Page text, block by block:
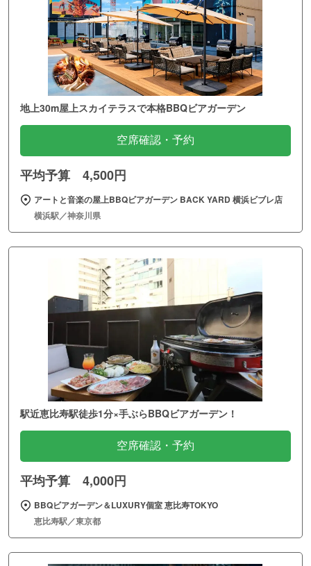
地上30m屋上スカイテラスで本格BBQビアガーデン
空席確認・予約
平均予算 4,500円
アートと音楽の屋上BBQビアガーデン BACK YARD 横浜ビブレ店
横浜駅／神奈川県
駅近恵比寿駅徒歩1分×手ぶらBBQビアガーデン！
空席確認・予約
平均予算 4,000円
BBQビアガーデン＆LUXURY個室 恵比寿TOKYO
恵比寿駅／東京都